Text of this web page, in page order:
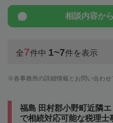
相談内容から
全7件中 1~7件を表示
各事務所の詳細情報とお問い合わ
福島 田村郡小野町近隣
で相続対応可能な税理士